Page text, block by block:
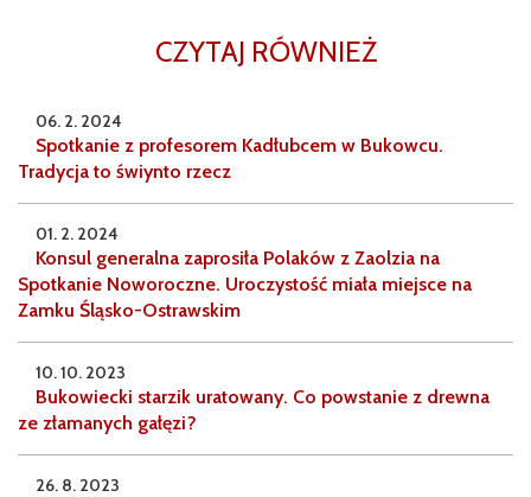
CZYTAJ RÓWNIEŻ
06. 2. 2024
Spotkanie z profesorem Kadłubcem w Bukowcu.
Tradycja to świynto rzecz
01. 2. 2024
Konsul generalna zaprosiła Polaków z Zaolzia na
Spotkanie Noworoczne. Uroczystość miała miejsce na
Zamku Śląsko-Ostrawskim
10. 10. 2023
Bukowiecki starzik uratowany. Co powstanie z drewna
ze złamanych gałęzi?
26. 8. 2023